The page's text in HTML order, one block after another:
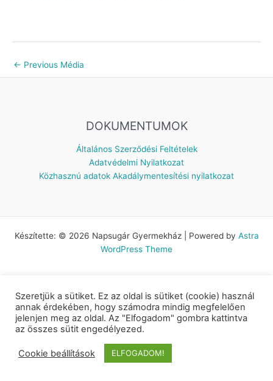
← Previous Média
DOKUMENTUMOK
Általános Szerződési Feltételek
Adatvédelmi Nyilatkozat
Közhasznú adatok Akadálymentesítési nyilatkozat
Készítette: © 2026 Napsugár Gyermekház | Powered by Astra
WordPress Theme
Szeretjük a sütiket. Ez az oldal is sütiket (cookie) használ
annak érdekében, hogy számodra mindig megfelelően
jelenjen meg az oldal. Az "Elfogadom" gombra kattintva
az összes sütit engedélyezed.
Cookie beállítások ELFOGADOM!